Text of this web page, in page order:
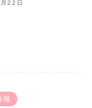
報
22日